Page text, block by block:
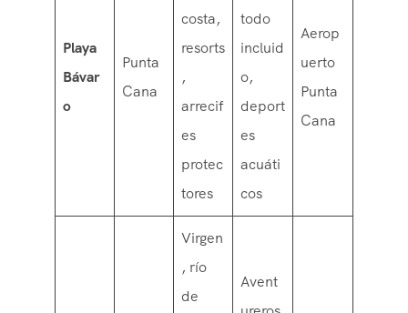
Playa
Bávar
o
Punta
Cana
costa,
resorts
,
arrecif
es
protec
tores
todo
incluid
o,
deport
es
acuáti
cos
Aerop
uerto
Punta
Cana
Virgen
, río
de
Avent